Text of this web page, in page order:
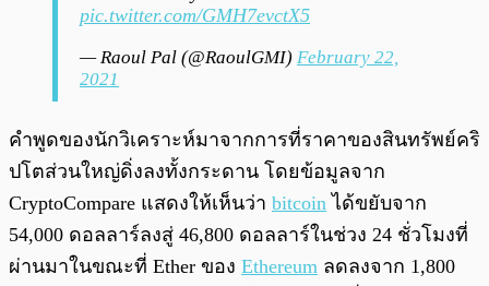
pic.twitter.com/GMH7evctX5
— Raoul Pal (@RaoulGMI) February 22,
2021
คำพูดของนักวิเคราะห์มาจากการที่ราคาของสินทรัพย์คริ
ปโตส่วนใหญ่ดิ่งลงทั้งกระดาน โดยข้อมูลจาก
CryptoCompare แสดงให้เห็นว่า bitcoin ได้ขยับจาก
54,000 ดอลลาร์ลงสู่ 46,800 ดอลลาร์ในช่วง 24 ชั่วโมงที่
ผ่านมาในขณะที่ Ether ของ Ethereum ลดลงจาก 1,800